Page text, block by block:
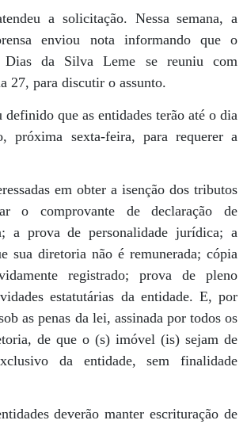
a solicitação. Nessa semana, a
enviou nota informando que o
Dias da Silva Leme se reuniu com
27, para discutir o assunto.
que as entidades terão até o dia
próxima sexta-feira, para requerer a
em obter a isenção dos tributos
o comprovante de declaração de
a prova de personalidade jurídica; a
sua diretoria não é remunerada; cópia
registrado; prova de pleno
estatutárias da entidade. E, por
as penas da lei, assinada por todos os
de que o (s) imóvel (is) sejam de
da entidade, sem finalidade
deverão manter escrituração de